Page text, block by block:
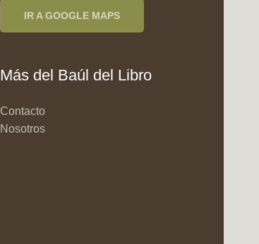
IR A GOOGLE MAPS
Más del Baúl del Libro
Contacto
Nosotros